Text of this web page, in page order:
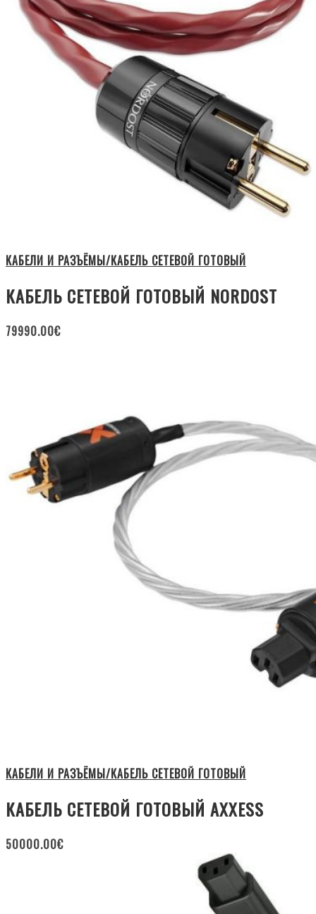
КАБЕЛИ И РАЗЪЁМЫ/КАБЕЛЬ СЕТЕВОЙ ГОТОВЫЙ
КАБЕЛЬ СЕТЕВОЙ ГОТОВЫЙ NORDOST
79990.00€
КАБЕЛИ И РАЗЪЁМЫ/КАБЕЛЬ СЕТЕВОЙ ГОТОВЫЙ
КАБЕЛЬ СЕТЕВОЙ ГОТОВЫЙ AXXESS
50000.00€